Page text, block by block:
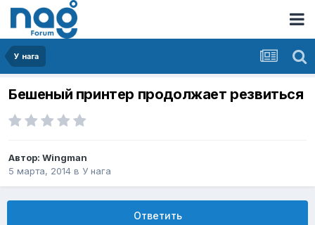
У нага
Бешеный принтер продолжает резвиться
Автор: Wingman
5 марта, 2014 в У нага
Ответить